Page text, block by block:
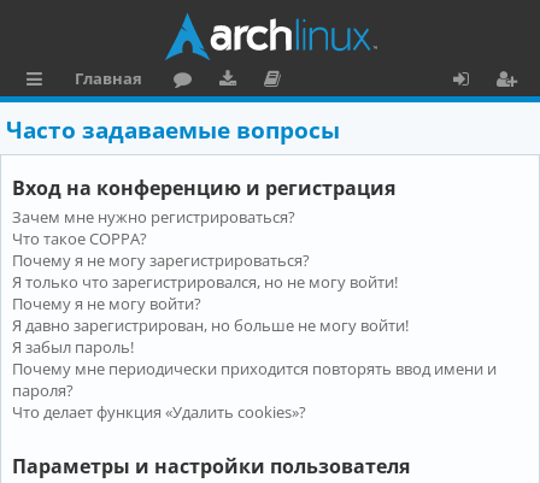
ы
л
к
и
Главная
ру
м
ру
зк
и
ку
м
е
н
та
ц
и
я
о
и
Часто задаваемые вопросы
Вход на конференцию и регистрация
Зачем мне нужно регистрироваться?
Что такое COPPA?
Почему я не могу зарегистрироваться?
Я только что зарегистрировался, но не могу войти!
Почему я не могу войти?
Я давно зарегистрирован, но больше не могу войти!
Я забыл пароль!
Почему мне периодически приходится повторять ввод имени и
пароля?
Что делает функция «Удалить cookies»?
Параметры и настройки пользователя